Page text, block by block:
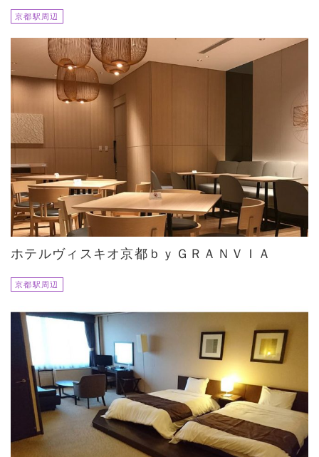
京都駅周辺
ホテルヴィスキオ京都ｂｙＧＲＡＮＶＩＡ
京都駅周辺